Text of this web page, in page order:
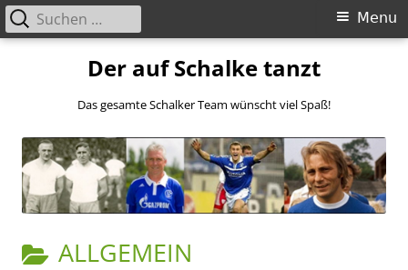
Der auf Schalke tanzt
Das gesamte Schalker Team wünscht viel Spaß!
Primary
Menu
Suchen
nach:
CATEGORY:
ALLGEMEIN